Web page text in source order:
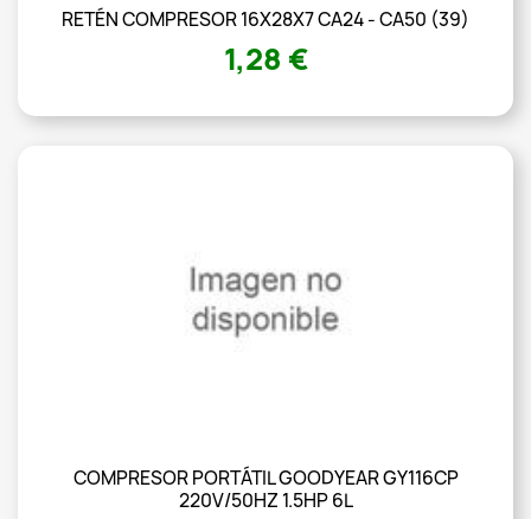
RETÉN COMPRESOR 16X28X7 CA24 - CA50 (39)
1,28 €
COMPRESOR PORTÁTIL GOODYEAR GY116CP
220V/50HZ 1.5HP 6L